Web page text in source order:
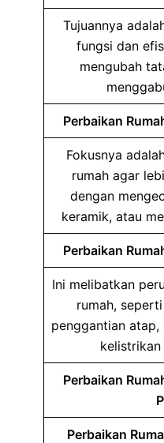
Tujuannya
fungsi dan
mengubah
Perbaikan
Fokusnya
rumah agar
dengan
keramik, atau
Perbaikan
Ini melibatkan
rumah,
penggantian atap,
Perbaikan
Perbaikan